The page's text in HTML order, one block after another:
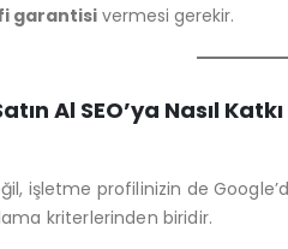
garantisi vermesi gerekir.
Al SEO’ya Nasıl
işletme profilinizin de
kriterlerinden biridir.